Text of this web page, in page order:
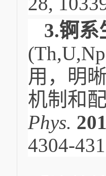
3.锕系
用，明
机制和
Phys.
4304-